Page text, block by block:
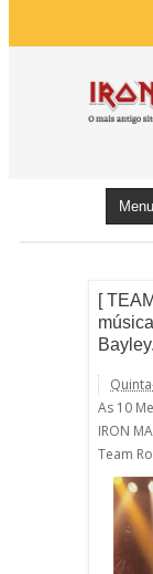
[
Bayley.
As 10
IRON
Team